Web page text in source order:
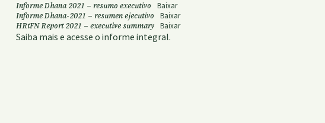
Informe Dhana 2021 – resumo executivo Baixar
Informe Dhana-2021 – resumen ejecutivo Baixar
HRtFN Report 2021 – executive summary Baixar
Saiba mais e acesse o informe integral.